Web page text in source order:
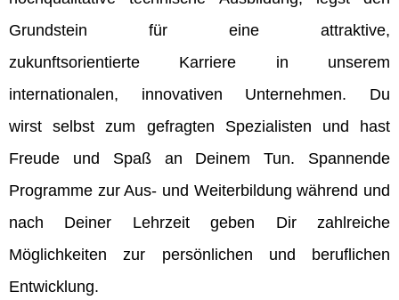
Grundstein für eine attraktive,
zukunftsorientierte Karriere in unserem
internationalen, innovativen Unternehmen. Du
wirst selbst zum gefragten Spezialisten und hast
Freude und Spaß an Deinem Tun. Spannende
Programme zur Aus- und Weiterbildung während und
nach Deiner Lehrzeit geben Dir zahlreiche
Möglichkeiten zur persönlichen und beruflichen
Entwicklung.